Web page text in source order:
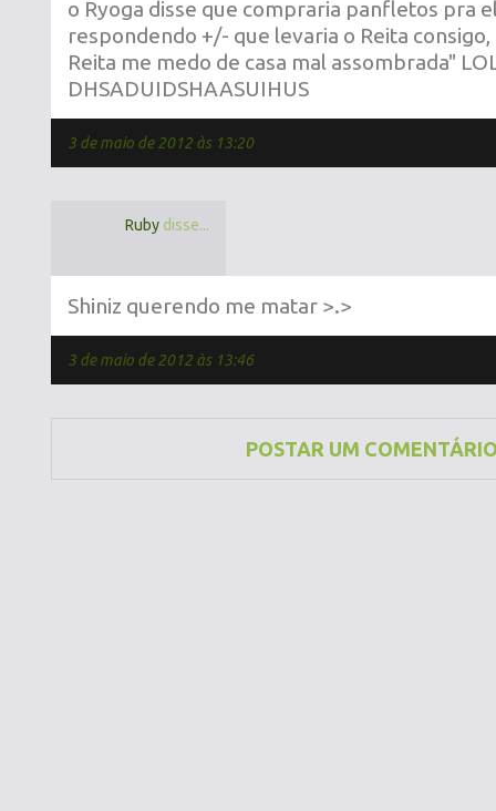
o Ryoga disse que compraria panfletos pra
respondendo +/- que levaria o Reita
Reita me medo de casa mal assombrada"
DHSADUIDSHAASUIHUS
3 de maio de 2012 às 13:20
Ruby disse...
Shiniz querendo me matar >.>
3 de maio de 2012 às 13:46
POSTAR UM